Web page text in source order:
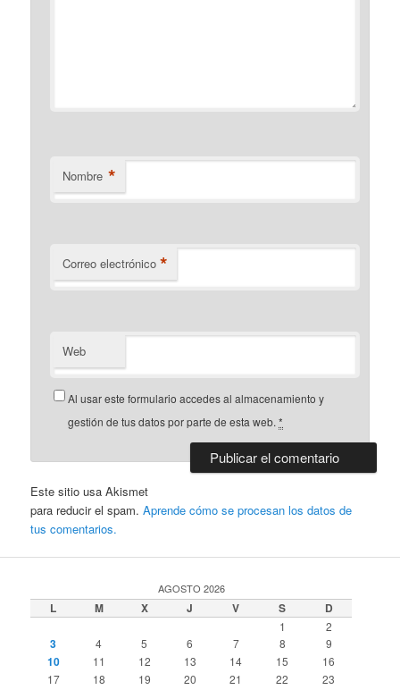
Nombre *
Correo electrónico *
Web
Al usar este formulario accedes al almacenamiento y
gestión de tus datos por parte de esta web.*
Este sitio usa Akismet
para reducir el spam.Aprende cómo se procesan los datos de
tus comentarios.
AGOSTO 2026
L M X J V S D
1 2
3 4 5 6 7 8 9
10 11 12 13 14 15
16
17
18 19 20 21 22
23